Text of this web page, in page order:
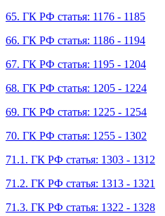
65. ГК РФ статья: 1176 - 1185
66. ГК РФ статья: 1186 - 1194
67. ГК РФ статья: 1195 - 1204
68. ГК РФ статья: 1205 - 1224
69. ГК РФ статья: 1225 - 1254
70. ГК РФ статья: 1255 - 1302
71.1. ГК РФ статья: 1303 - 1312
71.2. ГК РФ статья: 1313 - 1321
71.3. ГК РФ статья: 1322 - 1328